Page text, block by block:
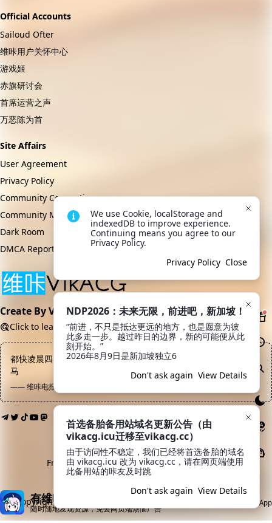
Official Accounts
Sailoud Ofter
维咔用户关怀中心
游戏姬
赤旗研讨会
首席运营之声
万恶陈为首
Site Affairs
User Agreement
Privacy Policy
Community Convention
Community Management Regulations
Dark Room
DMCA Report
Create By VikACG Pte. Ltd.
Click to learn more.
都快凌晨四点了，早点休息吧，明天还要上班，周末请你去嫖大洋
马
—— 维咔电报频道, 陈文卓
Friendly Links: LaoMao·希月学园 · 鲲Galgame
MoeICP No. 20213769
Copyright © 2019-2026
有维咔App就够了
随时随地发现资源，免去网页端烦恼广告
Open App
We use Cookie, localStorage and
indexedDB to improve experience.
Continuing means you agree to our
Privacy Policy.
Privacy Policy Close
NDP2026：未来无限，前进吧，新加坡！
“前进，不只是抵达更远的地方，也是愿意为彼
此多走一步。越过昨日的边界，新的可能便从此
刻开始。”
2026年8月9日是新加坡独立6
Don't ask again View Details
首选备胎备用站域名更新公告（由
vikacg.icu迁移至vikacg.cc）
由于访问性不稳定，我们已经将首选备胎的域名
由 vikacg.icu 改为 vikacg.cc，请在网页端使用
此备用站的咔友及时跳
Don't ask again View Details